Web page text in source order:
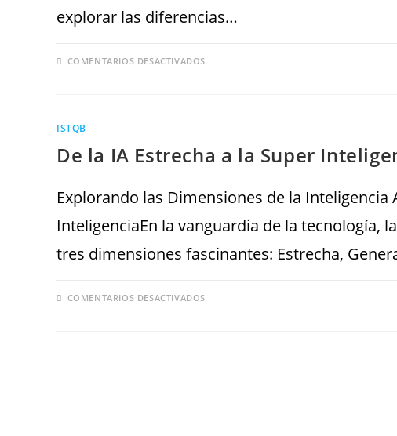
explorar las diferencias…
COMENTARIOS DESACTIVADOS
ISTQB
De la IA Estrecha a la Super
Explorando las Dimensiones de la Inteligencia
InteligenciaEn la vanguardia de la tecnología,
tres dimensiones fascinantes: Estrecha,
COMENTARIOS DESACTIVADOS